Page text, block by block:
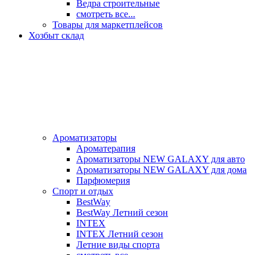
Ведра строительные
смотреть все...
Товары для маркетплейсов
Хозбыт склад
Ароматизаторы
Ароматерапия
Ароматизаторы NEW GALAXY для авто
Ароматизаторы NEW GALAXY для дома
Парфюмерия
Спорт и отдых
BestWay
BestWay Летний сезон
INTEX
INTEX Летний сезон
Летние виды спорта